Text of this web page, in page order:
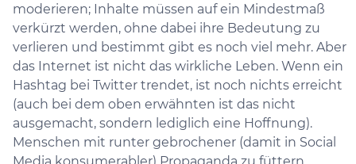
moderieren; Inhalte müssen auf ein Mindestmaß
verkürzt werden, ohne dabei ihre Bedeutung zu
verlieren und bestimmt gibt es noch viel mehr. Aber
das Internet ist nicht das wirkliche Leben. Wenn ein
Hashtag bei Twitter trendet, ist noch nichts erreicht
(auch bei dem oben erwähnten ist das nicht
ausgemacht, sondern lediglich eine Hoffnung).
Menschen mit runter gebrochener (damit in Social
Media konsumerabler) Propaganda zu füttern